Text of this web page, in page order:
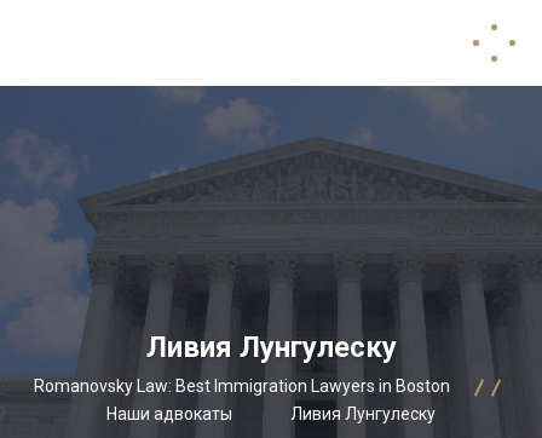
Ливия Лунгулеску
Romanovsky Law: Best Immigration Lawyers in Boston
Наши адвокаты
Ливия Лунгулеску